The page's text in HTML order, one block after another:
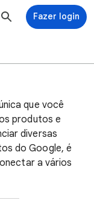
Fazer login
que você
produtos e
diversas
do Google, é
a vários